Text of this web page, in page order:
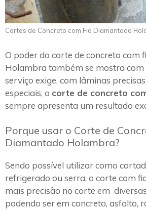
Cortes de Concreto com Fio Diamantado
O poder do corte de concreto com
Holambra também se mostra com
serviço exige, com lâminas precisas
especiais, o corte de concreto
sempre apresenta um resultado
Porque usar o Corte de
Diamantado Holambra?
Sendo possível utilizar como
refrigerado ou serra, o corte com
mais precisão no corte em
podendo ser em concreto, asfalto,